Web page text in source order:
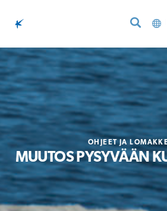
Skip to content
OHJEET JA
MUUTOS PYSYVÄÄN